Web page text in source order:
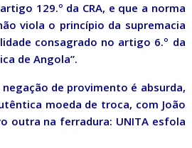
129.º da CRA, e que a norma
viola o princípio da supremacia
consagrado no artigo 6.º da
de Angola”.
de provimento é absurda,
moeda de troca, com João
outra na ferradura: UNITA esfola